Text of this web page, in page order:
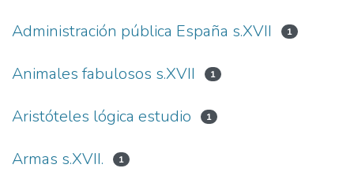
Administración pública España s.XVII 1
Animales fabulosos s.XVII 1
Aristóteles lógica estudio 1
Armas s.XVII. 1